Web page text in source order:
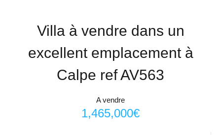
Villa à vendre dans un
excellent emplacement à
Calpe ref AV563
A vendre
1,465,000€